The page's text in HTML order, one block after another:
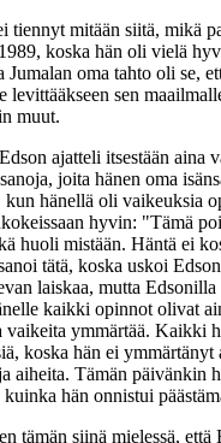
tiennyt mitään siitä, mikä
koska hän oli vielä
Jumalan oma tahto oli se,
levittääkseen sen
muut.
ajatteli itsestään aina
joita hänen oma
kun hänellä oli vaikeuksia
hyvin: "Tämä
huoli mistään. Häntä ei
tätä, koska uskoi
laiskaa, mutta
kaikki opinnot olivat
vaikeita ymmärtää. Kaikki
koska hän ei
aiheita. Tämän päivänkin
hän onnistui
tämän siinä mielessä,